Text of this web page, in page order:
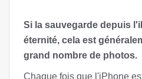
Si la sauvegarde depuis
éternité, cela est
grand nombre de photos.
Chaque fois que l'iPhone